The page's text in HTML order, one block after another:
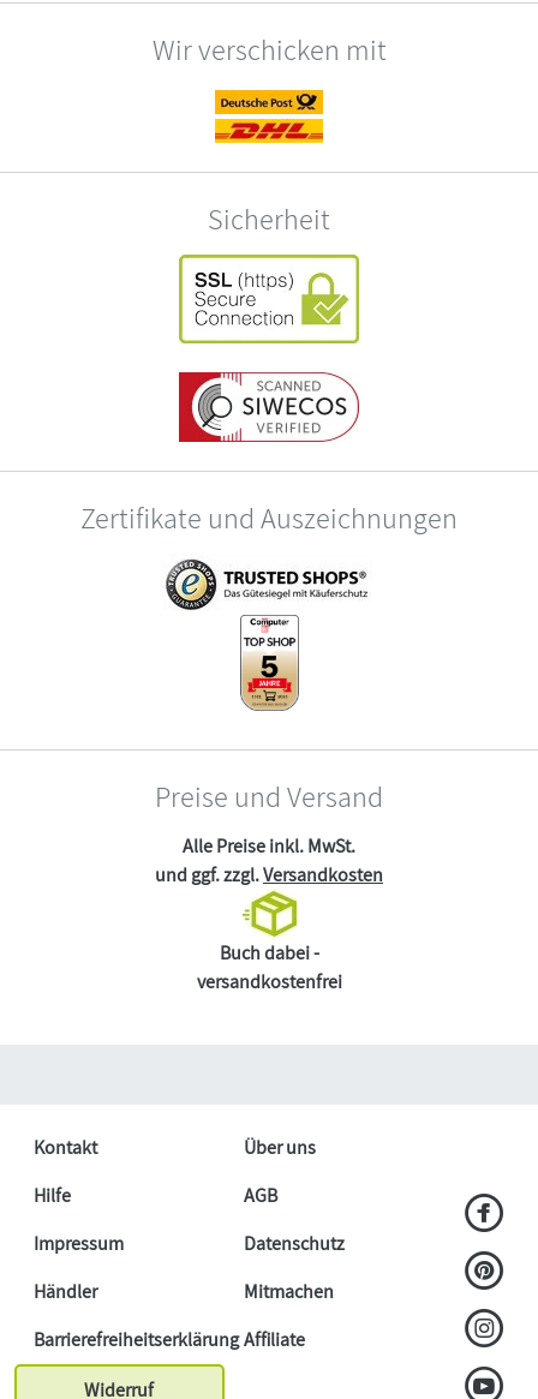
Wir verschicken mit
Sicherheit
Zertifikate und Auszeichnungen
Preise und Versand
Alle Preise inkl. MwSt.
und ggf. zzgl.Versandkosten
Buch dabei -
versandkostenfrei
Kontakt
Über uns
Hilfe
AGB
Impressum
Datenschutz
Händler
Mitmachen
BarrierefreiheitserklärungAffiliate
Widerruf